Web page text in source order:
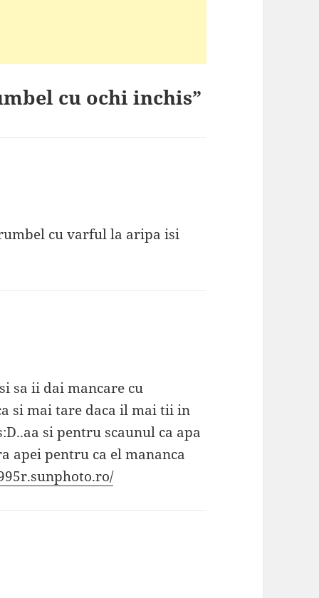
cu ochi inchis”
cu varful la aripa isi
sa ii dai mancare cu
si mai tare daca il mai tii in
si pentru scaunul ca apa
apei pentru ca el mananca